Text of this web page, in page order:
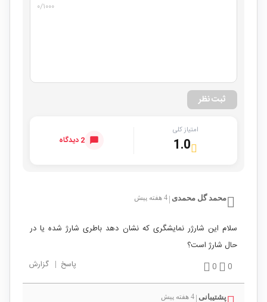
۰/۱۰۰۰
ثبت نظر
امتیاز کلی
1.0 2 دیدگاه
محمد گل محمدی 4 هفته پیش
سلام این شارژر نمایشگری که نشان دهد باطری شارژ شده یا در
حال شارژ است؟
0
0 پاسخ | گزارش
پشتیبانی 4 هفته پیش